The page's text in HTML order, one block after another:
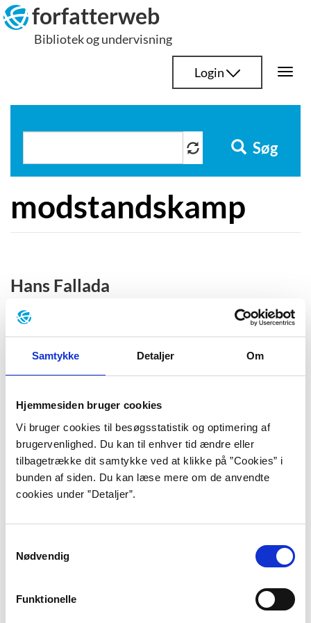
Samtykke Detaljer Om
Hjemmesiden bruger cookies
Vi bruger cookies til besøgsstatistik og optimering af
brugervenlighed. Du kan til enhver tid ændre eller
tilbagetrække dit samtykke ved at klikke på ”Cookies” i
bunden af siden. Du kan læse mere om de anvendte
cookies under ”Detaljer”.
Nødvendig
Funktionelle
Hop
til
indhold
forfatterweb
Bibliotek og undervisning
Login
Søg
modstandskamp
Hans Fallada
Det er mennesker på randen, i udsatte positioner og i
opposition til det omgivende samfund, der befolker
En gruppe af mennesker, som forfatteren selv med et
forbindelse til.
Anthony Doerr
Hos den amerikanske forfatter Anthony Doerr
forenes historisk stof med en let og filmisk skrivestil,
Gunvor Reynberg